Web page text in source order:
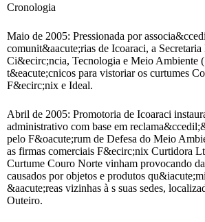
Cronologia
Maio de 2005: Pressionada por
comunit&aacute;rias de Icoaraci, a
Ci&ecirc;ncia, Tecnologia e Meio Ambiente
t&eacute;cnicos para vistoriar os curtumes
F&ecirc;nix e Ideal.
Abril de 2005: Promotoria de Icoaraci
administrativo com base em
pelo F&oacute;rum de Defesa do Meio
as firmas comerciais F&ecirc;nix Curtidora
Curtume Couro Norte vinham provocando
causados por objetos e produtos
&aacute;reas vizinhas à s suas sedes,
Outeiro.